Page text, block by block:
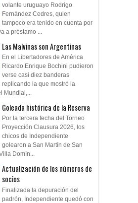
volante uruguayo Rodrigo
Fernández Cedres, quien
tampoco era tenido en cuenta por
a préstamo ...
Las Malvinas son Argentinas
En el Libertadores de América
Ricardo Enrique Bochini pudieron
verse casi diez banderas
replicando la que mostró la
Mundial,...
Goleada histórica de la Reserva
Por la tercera fecha del Torneo
Proyección Clausura 2026, los
chicos de Independiente
golearon a San Martín de San
Domín...
Actualización de los números de
socios
Finalizada la depuración del
padrón, Independiente quedó con